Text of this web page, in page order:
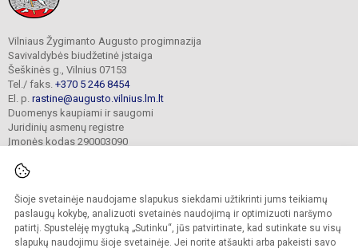
Šioje svetainėje naudojame slapukus siekdami užtikrinti jums teikiamų
paslaugų kokybę, analizuoti svetainės naudojimą ir optimizuoti naršymo
patirtį. Spustelėję mygtuką „Sutinku“, jūs patvirtinate, kad sutinkate su visų
slapukų naudojimu šioje svetainėje. Jei norite atšaukti arba pakeisti savo
Vilniaus Žygimanto Augusto progimnazija
Savivaldybės biudžetinė įstaiga
Šeškinės g., Vilnius 07153
Tel./ faks. +370 5 246 8454
El. p. rastine@augusto.vilnius.lm.lt
Duomenys kaupiami ir saugomi
Juridinių asmenų registre
Įmonės kodas 290003090
© 2021. Vilniaus Žygimanto Augusto progimnazija. Visos teisės saugomos.
Kopijuoti turinį be raštiško mokyklos sutikimo griežtai draudžiama.
Versija neįgaliesiems Slapukų valdymas